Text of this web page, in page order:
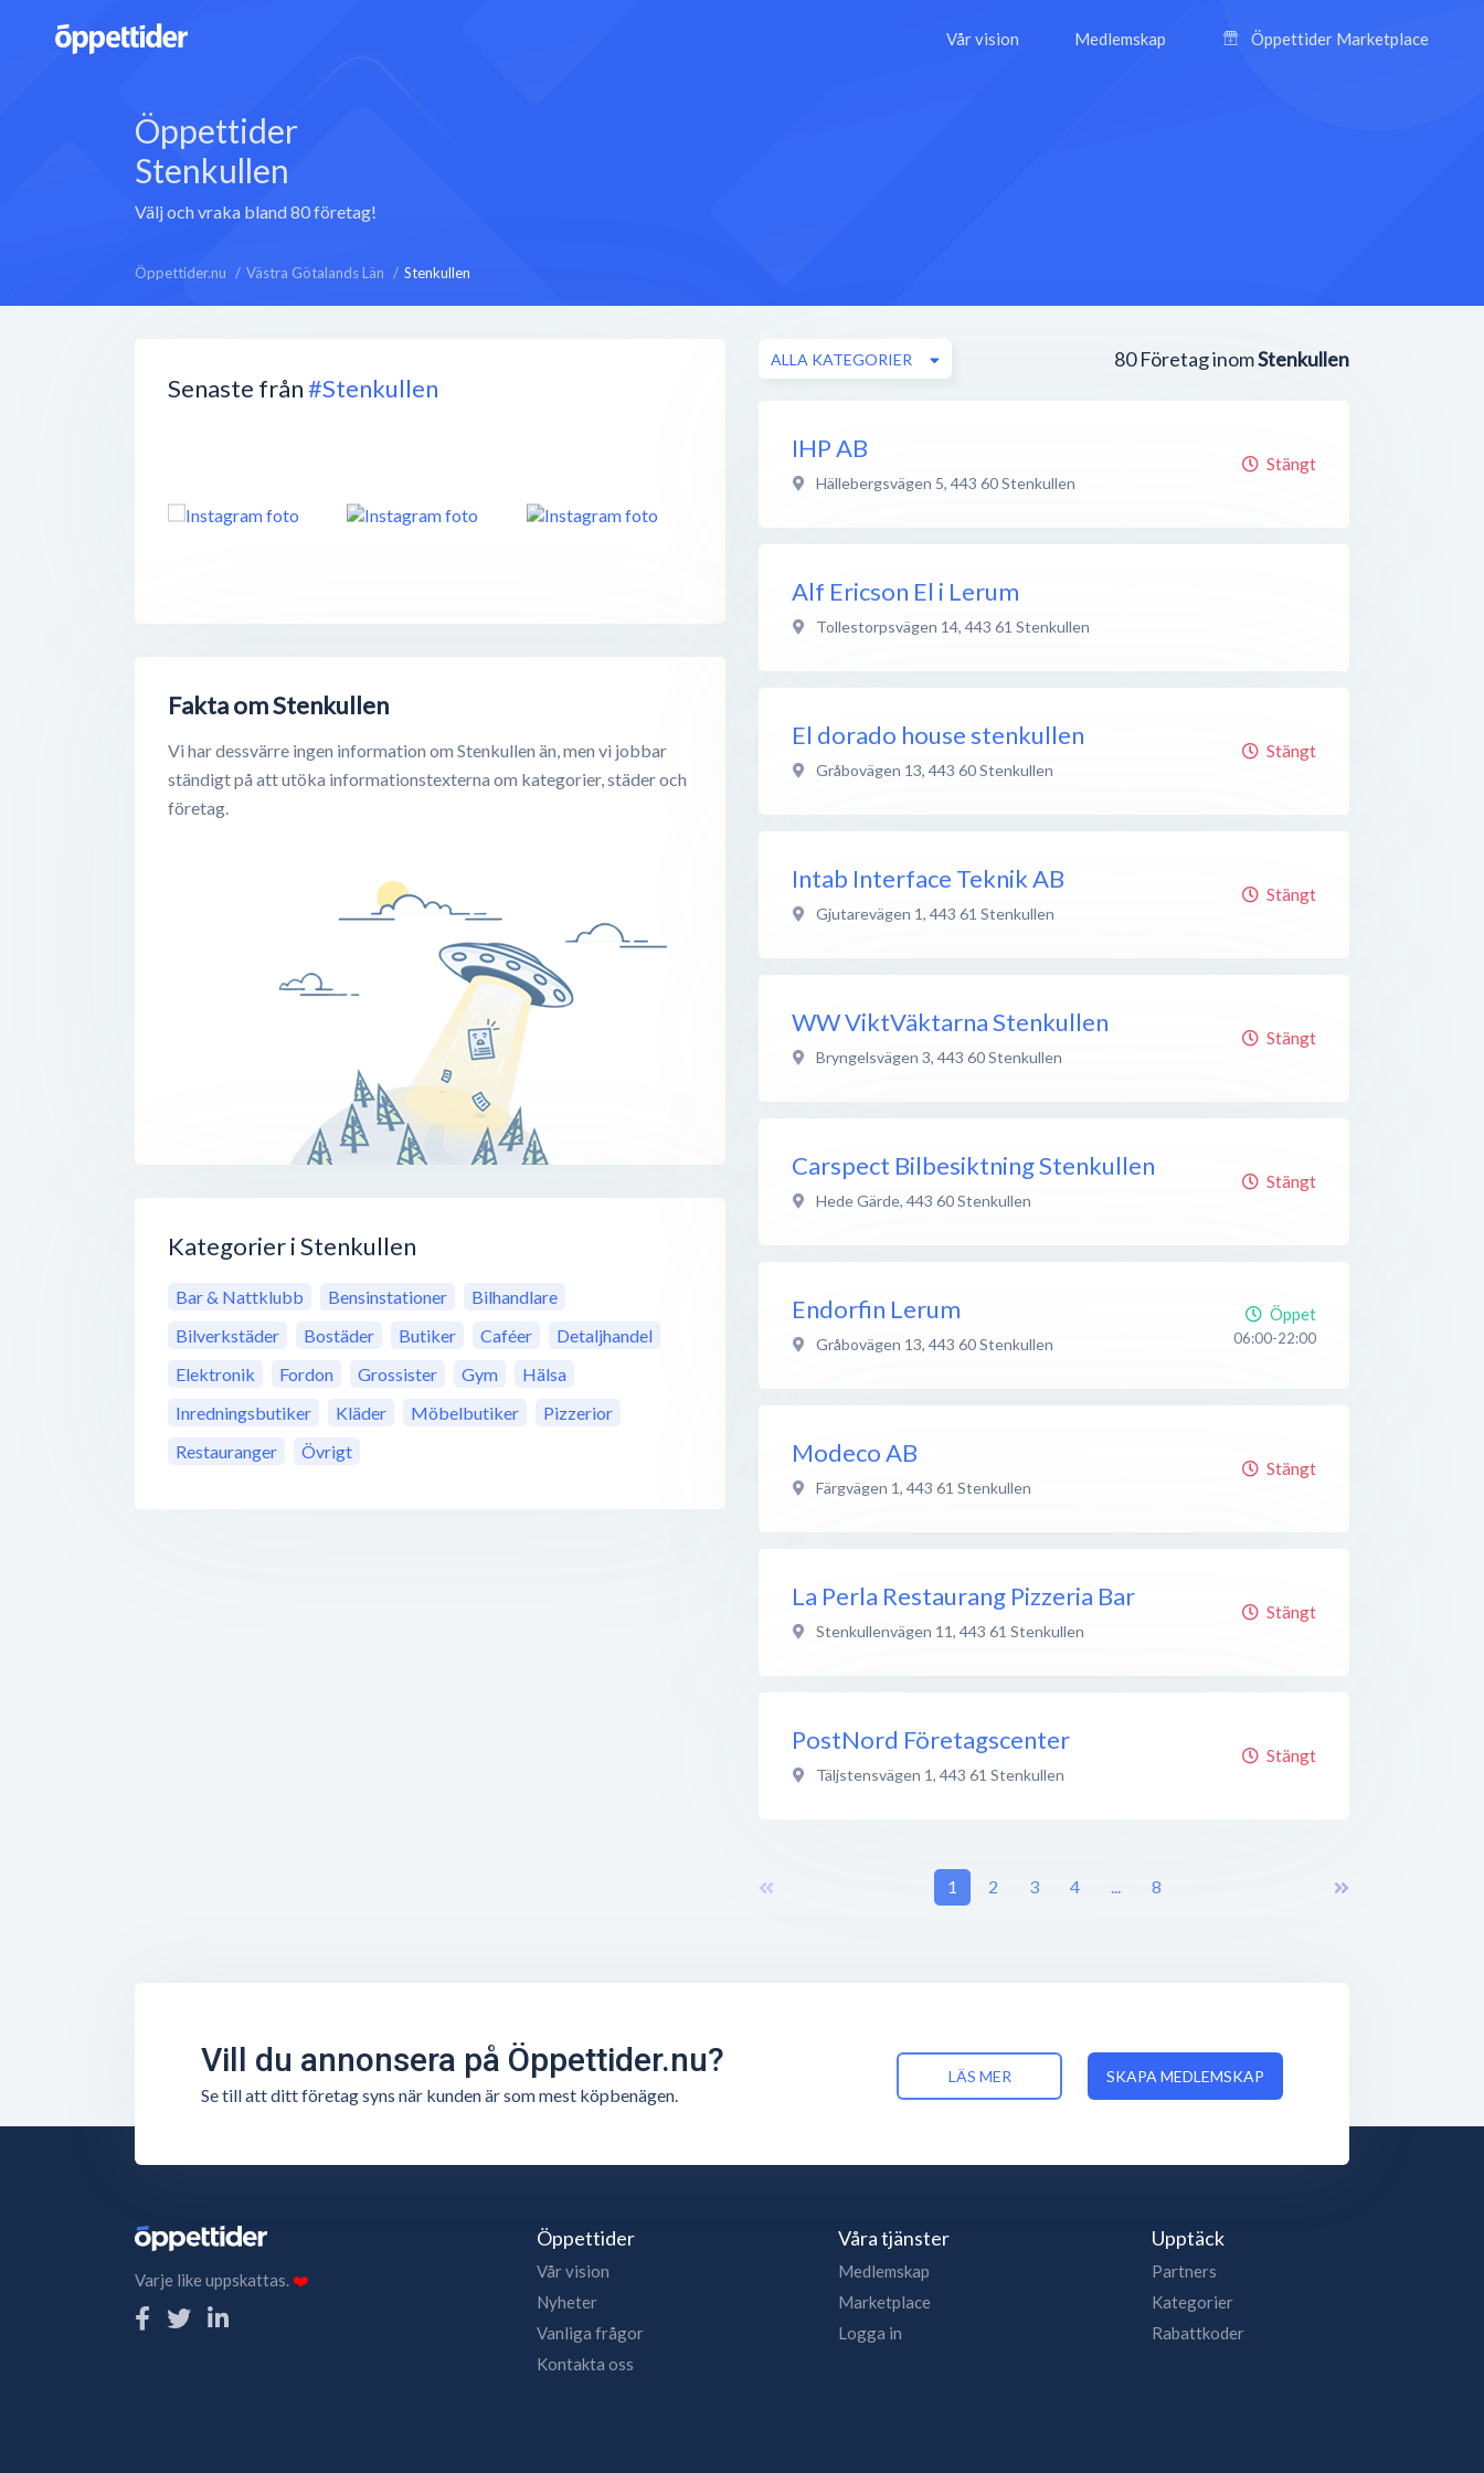
Vår vision Medlemskap Öppettider Marketplace
Öppettider
Stenkullen
Välj och vraka bland 80 företag!
Öppettider.nu Västra Götalands Län Stenkullen
Senaste från#Stenkullen
Fakta om Stenkullen
Vi har dessvärre ingen information om Stenkullen än, men vi jobbar
ständigt på att utöka informationstexterna om kategorier, städer och
företag.
Kategorier i Stenkullen
Bar & Nattklubb Bensinstationer
Bilhandlare
Bilverkstäder
Bostäder Butiker Caféer
Detaljhandel
Elektronik
Fordon Grossister Gym
Hälsa
Inredningsbutiker
Kläder Möbelbutiker
Pizzerior
Restauranger
Övrigt
80 Företag inomStenkullen
ALLA KATEGORIER
IHP AB
Hällebergsvägen 5, 443 60Stenkullen
Stängt
Alf Ericson El i Lerum
Tollestorpsvägen 14, 443 61 Stenkullen
El dorado house stenkullen
Gråbovägen 13, 443 60Stenkullen
Stängt
Intab Interface Teknik AB
Gjutarevägen 1, 443 61 Stenkullen
Stängt
WW ViktVäktarna Stenkullen
Bryngelsvägen 3, 443 60Stenkullen
Stängt
Carspect Bilbesiktning Stenkullen
Hede Gärde, 443 60Stenkullen
Stängt
Endorfin Lerum
Gråbovägen 13, 443 60Stenkullen
Öppet
06:00-22:00
Modeco AB
Färgvägen 1, 443 61 Stenkullen
Stängt
La Perla Restaurang Pizzeria Bar
Stenkullenvägen 11, 443 61 Stenkullen
Stängt
PostNord Företagscenter
Täljstensvägen 1, 443 61 Stenkullen
Stängt
1 2 3 4 ... 8
Vill du annonsera på Öppettider.nu?
Se till att ditt företag syns när kunden är som mest köpbenägen.
LÄS MER SKAPA MEDLEMSKAP
Varje like uppskattas.❤️
Öppettider
Vår vision
Nyheter
Vanliga frågor
Kontakta oss
Våra tjänster
Medlemskap
Marketplace
Logga in
Upptäck
Partners
Kategorier
Rabattkoder